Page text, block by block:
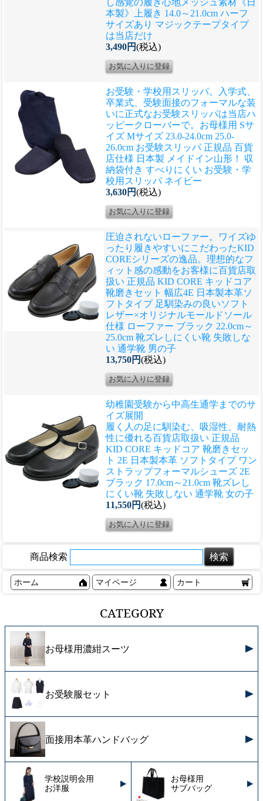
本製》上履き 14.0～21.0cm ハーフ
サイズあり マジックテープタイプ
は当店だけ
3,490円(税込)
お受験・学校用スリッパ。入学式、
卒業式、受験面接のフォーマルな装
いに正式なお受験スリッパは当店ハ
ッピークローバーで。 お母様用 Sサ
イズ Mサイズ 23.0-24.0cm 25.0-
26.0cm お受験スリッパ 正規品 百貨
店仕様 日本製 メイドイン山形！ 収
納袋付き すべりにくい お受験・学
校用スリッパ ネイビー
3,630円(税込)
圧迫されないローファー。ワイズゆ
ったり履きやすいにこだわったKID
COREシリーズの逸品。理想的なフ
ィット感の感動をお客様に百貨店取
扱い 正規品 KID CORE キッドコア
靴磨きセット 幅広4E 日本製本革ソ
フトタイプ 足馴染みの良いソフト
レザー×オリジナルモールドソール
仕様 ローファー ブラック 22.0cm～
25.0cm 靴ズレしにくい靴 失敗しな
い 通学靴 男の子
13,750円(税込)
幼稚園受験から中高生通学までのサ
イズ展開
履く人の足に馴染む、吸湿性、耐熱
性に優れる百貨店取扱い 正規品
KID CORE キッドコア 靴磨きセッ
ト 2E 日本製本革 ソフトタイプ ワン
ストラップフォーマルシューズ 2E
ブラック 17.0cm～21.0cm 靴ズレし
にくい靴 失敗しない 通学靴 女の子
11,550円(税込)
商品検索
ホーム マイページ カート
CATEGORY
お母様用濃紺スーツ
お受験服セット
面接用本革ハンドバッグ
学校説明会用
お洋服
お母様用
サブバッグ